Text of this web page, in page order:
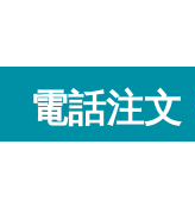
電話注文